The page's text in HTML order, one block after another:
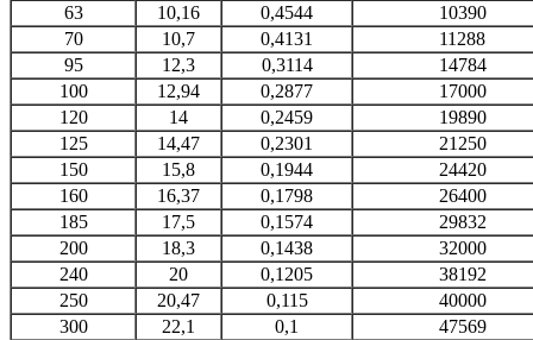
63
10,16 0,4544
10390
70
10,7 0,4131
11288
95
12,3 0,3114
14784
100
12,94 0,2877
17000
120
14 0,2459
19890
125
14,47 0,2301
21250
150
15,8 0,1944
24420
160
16,37 0,1798
26400
185
17,5 0,1574
29832
200
18,3 0,1438
32000
240
20 0,1205
38192
250
20,47 0,115
40000
300
22,1 0,1
47569